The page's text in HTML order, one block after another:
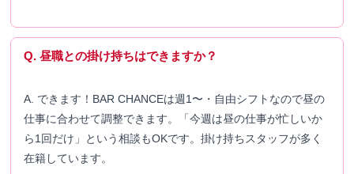
Q. 昼職との掛け持ちはできますか？
A. できます！BAR CHANCEは週1〜・自由シフトなので昼の
仕事に合わせて調整できます。「今週は昼の仕事が忙しいか
ら1回だけ」という相談もOKです。掛け持ちスタッフが多く
在籍しています。